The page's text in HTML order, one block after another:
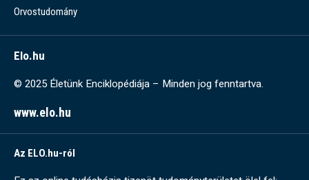
Orvostudomány
Elo.hu
© 2025 Életünk Enciklopédiája – Minden jog fenntartva.
www.elo.hu
Az ELO.hu-ról